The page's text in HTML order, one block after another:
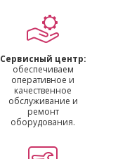
Сервисный центр:
обеспечиваем
оперативное и
качественное
обслуживание и
ремонт
оборудования.